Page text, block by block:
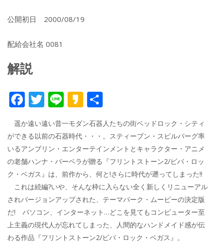
公開初日 2000/08/19
配給会社名 0081
解説
F
ac
e
b
o
o
k
T
w
itt
er
Li
e
K
a
k
a
o
有
遥か遠い遠い昔一モダン石器人たちの街ベッドロック・シティ
ができる以前の石器時代・・・。スティーブン・スピルバーグ率
いるアンブリン・エンターテインメントとキャラクター・アニメ
の老舗ハンナ・バーベラが贈る『フリントストーン2/ビバ・ロッ
ク・ベガス』は、前作から、何と!さらに時代が遡ってしまった!!
これは続編?いや、そんな枠に入らない全く新しくリニューアル
されバージョンアップされた、テーマパーク・ムービーの決定版
だ! パソコン、インターネット…どこを見てもコンピューター至
上主義の現代人が忘れてしまった、人間的なハンドメイド感が伝
わる作品『フリントストーン2/ビバ・ロック・ベガス』。